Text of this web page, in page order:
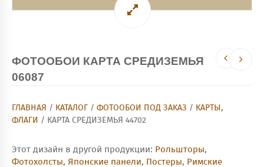
ФОТООБОИ КАРТА СРЕДИЗЕМЬЯ
06087
ГЛАВНАЯ / КАТАЛОГ / ФОТООБОИ ПОД ЗАКАЗ / КАРТЫ,
ФЛАГИ
/ КАРТА СРЕДИЗЕМЬЯ 44702
Этот дизайн в другой продукции: Рольшторы,
Фотохолсты, Японские панели, Постеры, Римские